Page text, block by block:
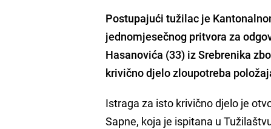
Postupajući tužilac je
jednomjesečnog pritvora za
Hasanovića (33) iz Srebrenika
krivično djelo zloupotreba
Istraga za isto krivično djelo je
Sapne, koja je ispitana u